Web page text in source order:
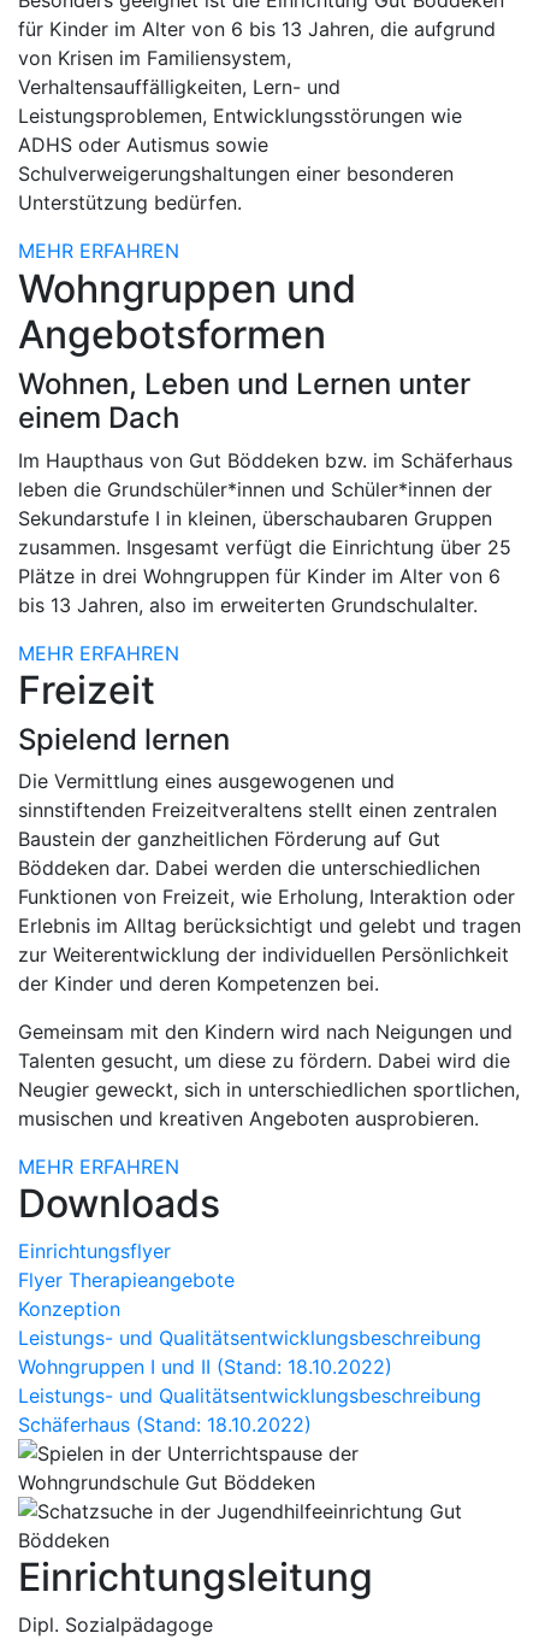
für Kinder im Alter von 6 bis 13 Jahren, die aufgrund
von Krisen im Familiensystem,
Verhaltensauffälligkeiten, Lern- und
Leistungsproblemen, Entwicklungsstörungen wie
ADHS oder Autismus sowie
Schulverweigerungshaltungen einer besonderen
Unterstützung bedürfen.
MEHR ERFAHREN
Wohngruppen und
Angebotsformen
Wohnen, Leben und Lernen unter
einem Dach
Im Haupthaus von Gut Böddeken bzw. im Schäferhaus
leben die Grundschüler*innen und Schüler*innen der
Sekundarstufe I in kleinen, überschaubaren Gruppen
zusammen. Insgesamt verfügt die Einrichtung über 25
Plätze in drei Wohngruppen für Kinder im Alter von 6
bis 13 Jahren, also im erweiterten Grundschulalter.
MEHR ERFAHREN
Freizeit
Spielend lernen
Die Vermittlung eines ausgewogenen und
sinnstiftenden Freizeitveraltens stellt einen zentralen
Baustein der ganzheitlichen Förderung auf Gut
Böddeken dar. Dabei werden die unterschiedlichen
Funktionen von Freizeit, wie Erholung, Interaktion oder
Erlebnis im Alltag berücksichtigt und gelebt und tragen
zur Weiterentwicklung der individuellen Persönlichkeit
der Kinder und deren Kompetenzen bei.
Gemeinsam mit den Kindern wird nach Neigungen und
Talenten gesucht, um diese zu fördern. Dabei wird die
Neugier geweckt, sich in unterschiedlichen sportlichen,
musischen und kreativen Angeboten ausprobieren.
MEHR ERFAHREN
Downloads
Einrichtungsflyer
Flyer Therapieangebote
Konzeption
Leistungs- und Qualitätsentwicklungsbeschreibung
Wohngruppen I und II (Stand: 18.10.2022)
Leistungs- und Qualitätsentwicklungsbeschreibung
Schäferhaus (Stand: 18.10.2022)
Einrichtungsleitung
Dipl. Sozialpädagoge